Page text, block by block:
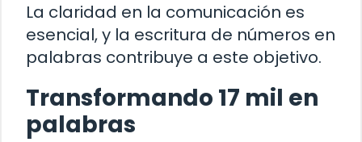
La claridad en la comunicación es
esencial, y la escritura de números en
palabras contribuye a este objetivo.
Transformando 17 mil en
palabras